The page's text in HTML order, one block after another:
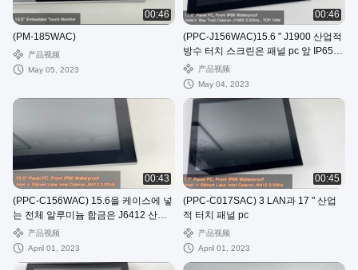
00:46
(PM-185WAC)
产品视频
May 05, 2023
00:46
(PPC-J156WAC)15.6 " J1900 산업적
방수 터치 스크린은 패널 pc 앞 IP65를
끼워 넣었습니다
产品视频
May 04, 2023
00:43
(PPC-C156WAC) 15.6을 케이스에 넣
는 전체 알루미늄 합금은 J6412 산업
적 올인원 컴퓨터로 조금씩 움직입니
다
产品视频
April 01, 2023
00:45
(PPC-C017SAC) 3 LAN과 17 " 산업
적 터치 패널 pc
产品视频
April 01, 2023